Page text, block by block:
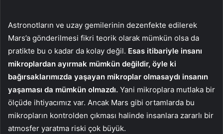
Astronotların ve uzay gemilerinin dezenfekte edilerek
Mars’a gönderilmesi fikri teorik olarak mümkün olsa da
pratikte bu o kadar da kolay değil. Esas itibariyle insanı
mikroplardan ayırmak mümkün değildir, öyle ki
bağırsaklarımızda yaşayan mikroplar olmasaydı insanın
yaşaması da mümkün olmazdı. Yani mikroplara mutlaka bir
ölçüde ihtiyacımız var. Ancak Mars gibi ortamlarda bu
mikropların kontrolden çıkması halinde insanlara zararlı bir
atmosfer yaratma riski çok büyük.